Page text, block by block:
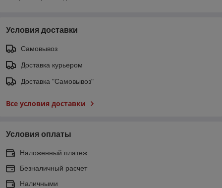
Условия доставки
Самовывоз
Доставка курьером
Доставка "Самовывоз"
Все условия доставки
Условия оплаты
Наложенный платеж
Безналичный расчет
Наличными